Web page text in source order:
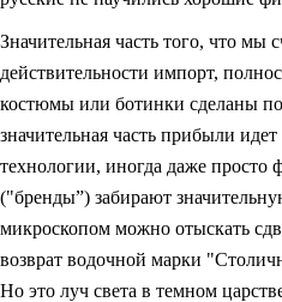
Значительная часть того, что
действительности импорт,
костюмы или ботинки сделаны
значительная часть прибыли
технологии, иногда даже просто
("бренды”) забирают
микроскопом можно отыскать
возврат водочной марки
Но это луч света в темном